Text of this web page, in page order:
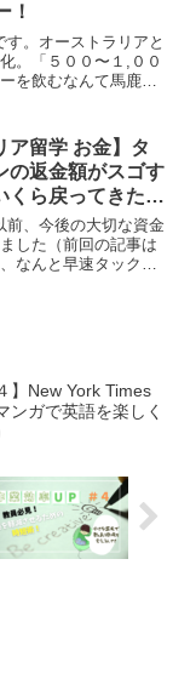
！
す。オーストラリアと
。「５００〜１,００
を飲むなんて馬鹿げ
うオーストラリアと
...
ア留学 お金】タ
の返金額がスゴす
くら戻ってきたか
前、今後の大切な資金
した（前回の記事は
なんと早速タックス
】New York Times
ンガで英語を楽しく